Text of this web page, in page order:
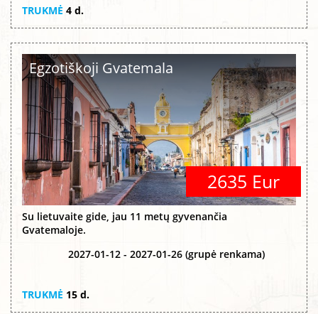
TRUKMĖ 4 d.
Egzotiškoji Gvatemala
2635 Eur
Su lietuvaite gide, jau 11 metų gyvenančia
Gvatemaloje.
2027-01-12 - 2027-01-26 (grupė renkama)
TRUKMĖ 15 d.